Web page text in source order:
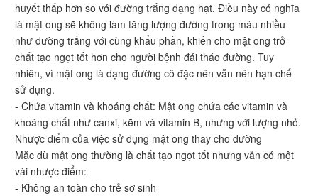
huyết thấp hơn so với đường trắng dạng hạt. Điều này có nghĩa
là mật ong sẽ không làm tăng lượng đường trong máu nhiều
như đường trắng với cùng khẩu phần, khiến cho mật ong trở
chất tạo ngọt tốt hơn cho người bệnh đái tháo đường. Tuy
nhiên, vì mật ong là dạng đường cô đặc nên vẫn nên hạn chế
sử dụng.
- Chứa vitamin và khoáng chất: Mật ong chứa các vitamin và
khoáng chất như canxi, kẽm và vitamin B, nhưng với lượng nhỏ.
Nhược điểm của việc sử dụng mật ong thay cho đường
Mặc dù mật ong thường là chất tạo ngọt tốt nhưng vẫn có một
vài nhược điểm:
- Không an toàn cho trẻ sơ sinh